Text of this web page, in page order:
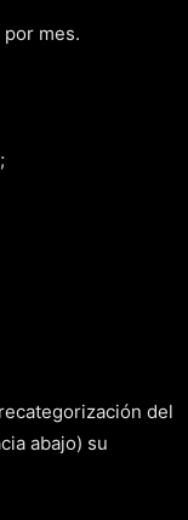
mes.
del
abajo) su